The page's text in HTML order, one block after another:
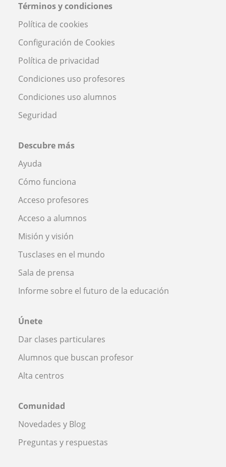
Términos y condiciones
Política de cookies
Configuración de Cookies
Política de privacidad
Condiciones uso profesores
Condiciones uso alumnos
Seguridad
Descubre más
Ayuda
Cómo funciona
Acceso profesores
Acceso a alumnos
Misión y visión
Tusclases en el mundo
Sala de prensa
Informe sobre el futuro de la educación
Únete
Dar clases particulares
Alumnos que buscan profesor
Alta centros
Comunidad
Novedades y Blog
Preguntas y respuestas